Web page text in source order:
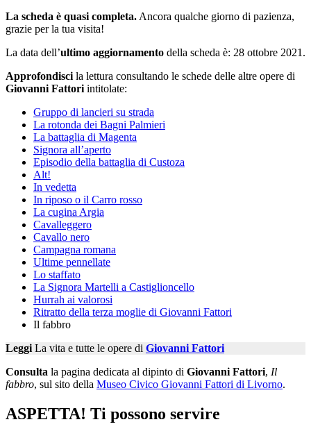
La scheda è quasi completa. Ancora qualche giorno di pazienza,
grazie per la tua visita!
La data dell’ultimo aggiornamento della scheda è: 28 ottobre 2021.
Approfondisci la lettura consultando le schede delle altre opere di
Giovanni Fattori intitolate:
Gruppo di lancieri su strada
La rotonda dei Bagni Palmieri
La battaglia di Magenta
Signora all’aperto
Episodio della battaglia di Custoza
Alt!
In vedetta
In riposo o il Carro rosso
La cugina Argia
Cavalleggero
Cavallo nero
Campagna romana
Ultime pennellate
Lo staffato
La Signora Martelli a Castiglioncello
Hurrah ai valorosi
Ritratto della terza moglie di Giovanni Fattori
Il fabbro
Leggi La vita e tutte le opere di Giovanni Fattori
Consulta la pagina dedicata al dipinto di Giovanni Fattori, Il
fabbro, sul sito della Museo Civico Giovanni Fattori di Livorno.
ASPETTA! Ti possono servire